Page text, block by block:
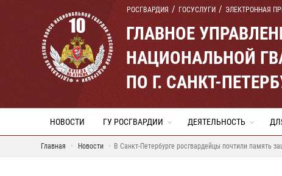
РОСГВАРДИЯ ГОСУСЛУГИ ЭЛЕКТРОННАЯ
ГЛАВНОЕ
НАЦИОНАЛЬНОЙ
ПО Г. САНКТ-
НОВОСТИ ГУ РОСГВАРДИИ ДЕЯТЕЛЬНОСТЬ
Главная Новости В Санкт-Петербурге росгвардейцы почтили память